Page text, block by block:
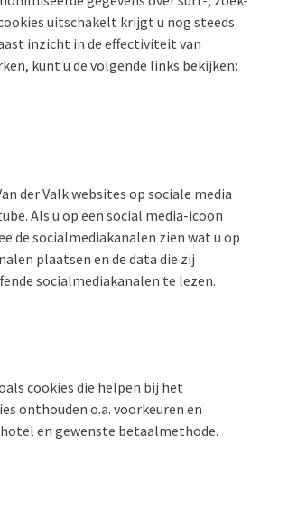
uitschakelt krijgt u nog steeds
inzicht in de effectiviteit van
kunt u de volgende links bekijken:
der Valk websites op sociale media
Als u op een social media-icoon
de socialmediakanalen zien wat u op
plaatsen en de data die zij
socialmediakanalen te lezen.
cookies die helpen bij het
onthouden o.a. voorkeuren en
en gewenste betaalmethode.